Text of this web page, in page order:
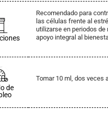
Recomendado para
las células frente al
utilizarse en periodos
apoyo integral al
de
Tomar 10 ml, dos veces